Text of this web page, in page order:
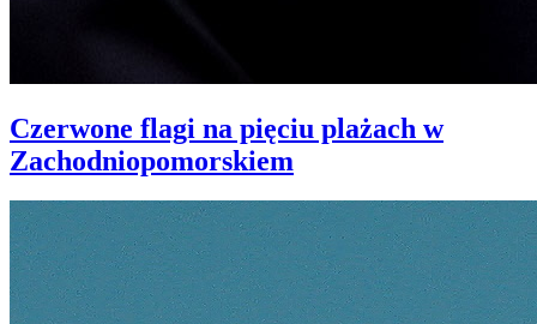
Czerwone flagi na pięciu plażach w
Zachodniopomorskiem